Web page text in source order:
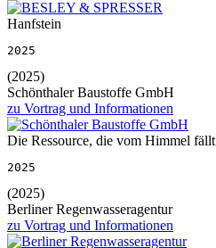
Hanfstein
2025
(2025)
Schönthaler Baustoffe GmbH
zu Vortrag und Informationen
Die Ressource, die vom Himmel fällt
2025
(2025)
Berliner Regenwasseragentur
zu Vortrag und Informationen